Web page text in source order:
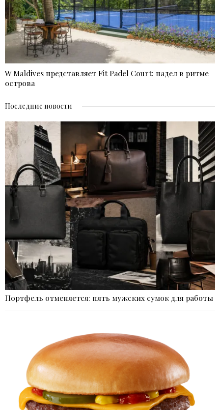
W Maldives представляет Fit Padel Court: падел в ритме
острова
Последние новости
Портфель отменяется: пять мужских сумок для работы